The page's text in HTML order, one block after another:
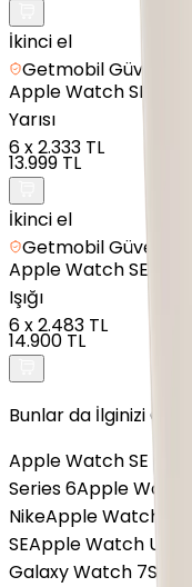
İkinci el
Getmobil Güvencesi
AppleWatch SE 3 -
Yarısı
6x2.333 TL
13.999 TL
İkinci el
Getmobil Güvencesi
AppleWatch SE 3 -
Işığı
6x2.483 TL
14.900 TL
Bunlar da İlginizi
Apple Watch SE 2
Series 6Apple Watch
NikeApple Watch SE 3
SEApple Watch Ultra
Galaxy Watch 7